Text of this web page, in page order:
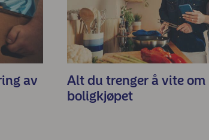
av
Alt du trenger å vite om
boligkjøpet